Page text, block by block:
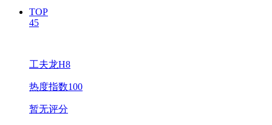
TOP
45
工夫龙H8
热度指数100
暂无评分